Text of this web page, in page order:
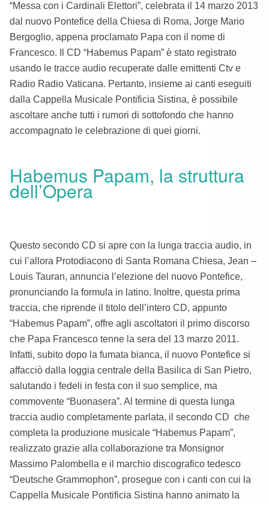
“Messa con i Cardinali Elettori”, celebrata il 14 marzo 2013
dal nuovo Pontefice della Chiesa di Roma, Jorge Mario
Bergoglio, appena proclamato Papa con il nome di
Francesco. Il CD “Habemus Papam” è stato registrato
usando le tracce audio recuperate dalle emittenti Ctv e
Radio Radio Vaticana. Pertanto, insieme ai canti eseguiti
dalla Cappella Musicale Pontificia Sistina, è possibile
ascoltare anche tutti i rumori di sottofondo che hanno
accompagnato le celebrazione di quei giorni.
Habemus Papam, la struttura
dell’Opera
Questo secondo CD si apre con la lunga traccia audio, in
cui l’allora Protodiacono di Santa Romana Chiesa, Jean –
Louis Tauran, annuncia l’elezione del nuovo Pontefice,
pronunciando la formula in latino. Inoltre, questa prima
traccia, che riprende il titolo dell’intero CD, appunto
“Habemus Papam”, offre agli ascoltatori il primo discorso
che Papa Francesco tenne la sera del 13 marzo 2011.
Infatti, subito dopo la fumata bianca, il nuovo Pontefice si
affacciò dalla loggia centrale della Basilica di San Pietro,
salutando i fedeli in festa con il suo semplice, ma
commovente “Buonasera”. Al termine di questa lunga
traccia audio completamente parlata, il secondo CD che
completa la produzione musicale “Habemus Papam”,
realizzato grazie alla collaborazione tra Monsignor
Massimo Palombella e il marchio discografico tedesco
“Deutsche Grammophon”, prosegue con i canti con cui la
Cappella Musicale Pontificia Sistina hanno animato la